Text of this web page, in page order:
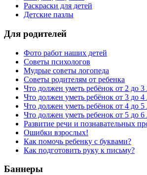
Раскраски для детей
Детские пазлы
Для родителей
Фото работ наших детей
Советы психологов
Мудрые советы логопеда
Советы родителям от ребенка
Что должен уметь ребёнок от 2 до 3
Что должен уметь ребёнок от 3 до 4
Что должен уметь ребёнок от 4 до 5
Что должен уметь ребенок от 5 до 6
Развитие речи и познавательных
Ошибки взрослых!
Как помочь ребенку с буквами?
Как подготовить руку к письму?
Баннеры